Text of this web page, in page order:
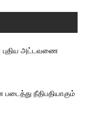
புதிய அட்டவணை
நீதிபதியாகும்